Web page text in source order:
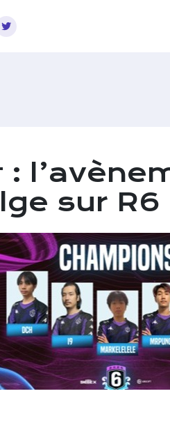
Twitch
Discord
Facebook
Twitter
:
sur R6